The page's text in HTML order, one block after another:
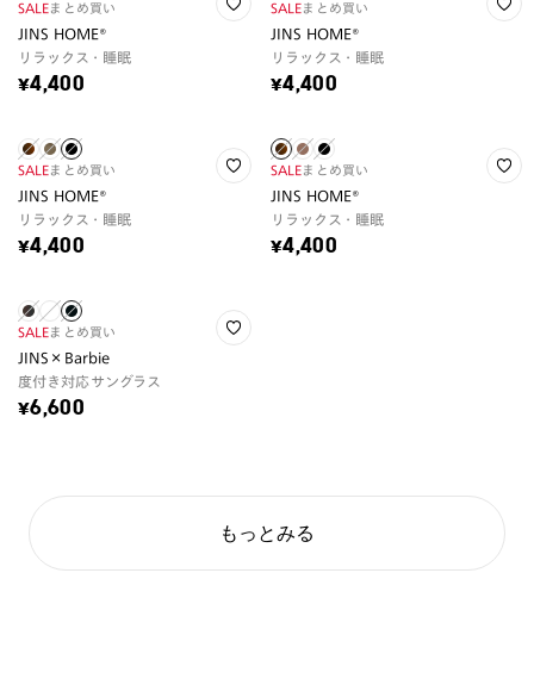
SALEまとめ買い
JINS HOME®
リラックス・睡眠
¥4,400
SALEまとめ買い
JINS HOME®
リラックス・睡眠
¥4,400
SALEまとめ買い
JINS HOME®
リラックス・睡眠
¥4,400
SALEまとめ買い
JINS HOME®
リラックス・睡眠
¥4,400
SALEまとめ買い
JINS×Barbie
度付き対応サングラス
¥6,600
もっとみる